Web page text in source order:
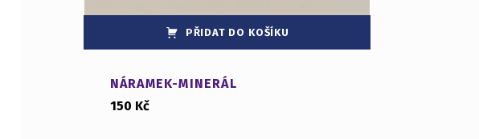
PŘIDAT DO KOŠÍKU
NÁRAMEK-MINERÁL
150 Kč